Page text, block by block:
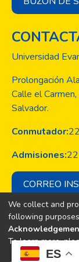
ES
Universidad
Prolongación
Calle el
Salvador.
Conmutador:
Admisiones:
CORREO
We collect and
following
To learn more,